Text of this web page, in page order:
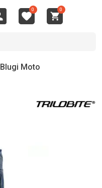
0 0
Blugi Moto